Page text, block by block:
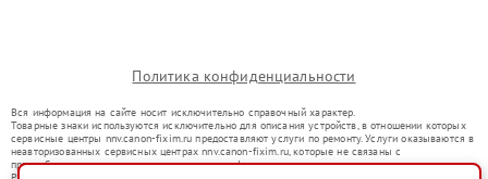
Политика конфиденциальности
Вся информация на сайте носит исключительно справочный характер.
Товарные знаки используются исключительно для описания устройств, в отношении которых
сервисные центры nnv.canon-fixim.ru предоставляют услуги по ремонту. Услуги оказываются в
неавторизованных сервисных центрах nnv.canon-fixim.ru, которые не связаны с
правообладателями товарных знаков или их официальными представителями.